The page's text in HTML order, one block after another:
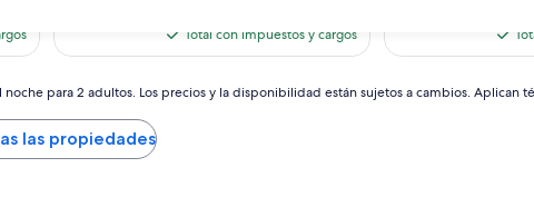
actual
es
$368
Total con impuestos y cargos
para 2 adultos. Los precios y la disponibilidad están sujetos a cambios. Aplican
las propiedades